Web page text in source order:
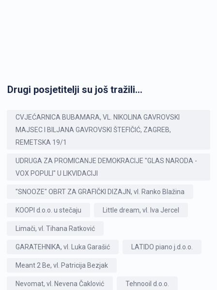
Drugi posjetitelji su još tražili...
CVJEĆARNICA BUBAMARA, VL. NIKOLINA GAVROVSKI
MAJSEC I BILJANA GAVROVSKI ŠTEFIČIĆ, ZAGREB,
REMETSKA 19/1
UDRUGA ZA PROMICANJE DEMOKRACIJE "GLAS NARODA -
VOX POPULI" U LIKVIDACIJI
"SNOOZE" OBRT ZA GRAFIČKI DIZAJN, vl. Ranko Blažina
KOOPI d.o.o. u stečaju Little dream, vl. Iva Jercel
Limači, vl. Tihana Ratković
GARATEHNIKA, vl. Luka Garašić LATIDO piano j.d.o.o.
Meant 2 Be, vl. Patricija Bezjak
Nevomat, vl. Nevena Čaklović Tehnooil d.o.o.